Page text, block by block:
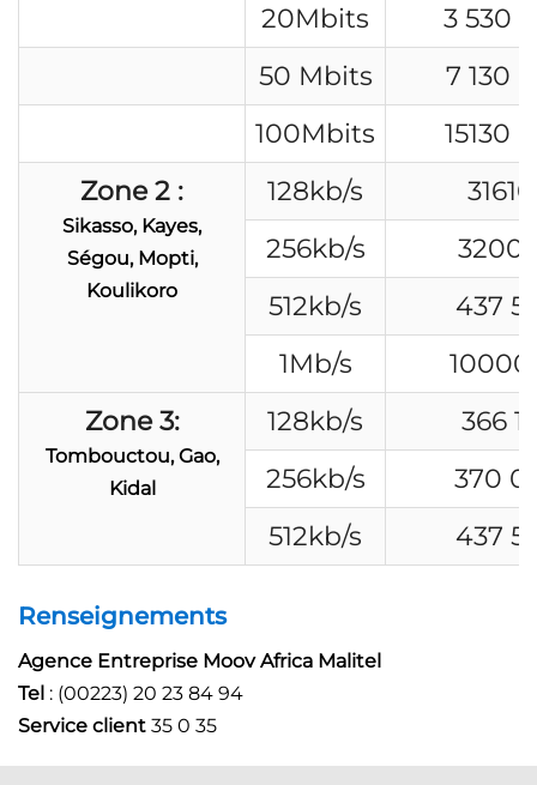
20Mbits
3 530
50 Mbits
7 130
100Mbits
15130
Zone 2 :
Sikasso, Kayes,
Ségou, Mopti,
Koulikoro
128kb/s
256kb/s
512kb/s
437
1Mb/s
Zone 3:
Tombouctou, Gao,
Kidal
128kb/s
366
256kb/s
370
512kb/s
437
Renseignements
Agence Entreprise Moov Africa Malitel
Tel : (00223) 20 23 84 94
Service client 35 0 35